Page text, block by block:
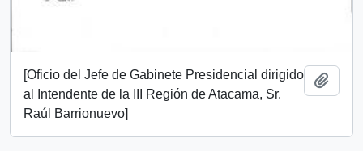
[Oficio del Jefe de Gabinete Presidencial dirigido
al Intendente de la III Región de Atacama, Sr.
Raúl Barrionuevo]